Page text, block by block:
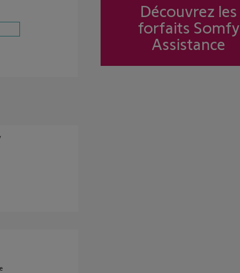
Découvrez les
forfaits Somfy
Assistance